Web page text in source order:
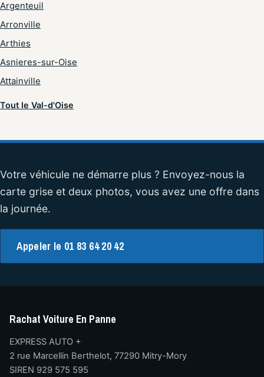
Argenteuil
Arronville
Arthies
Asnieres-sur-Oise
Attainville
Tout le Val-d'Oise
Votre véhicule ne démarre plus ? Envoyez-nous la
carte grise et deux photos, vous avez une offre dans
la journée.
Appeler le 01 83 64 20 42
Rachat Voiture En Panne
EXPRESS AUTO +
2 rue Marcellin Berthelot, 77290 Mitry-Mory
SIREN 929 575 595